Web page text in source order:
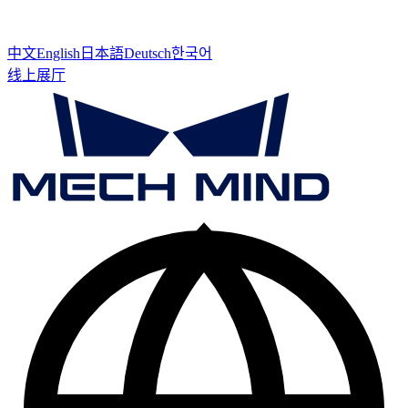
中文English 日本語Deutsch한국어
线上展厅